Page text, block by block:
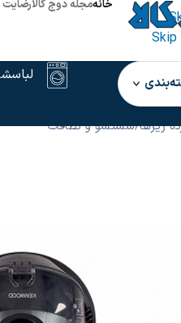
خانهمجله دوج کالارضایت
ریزها/شستشو و نظافت